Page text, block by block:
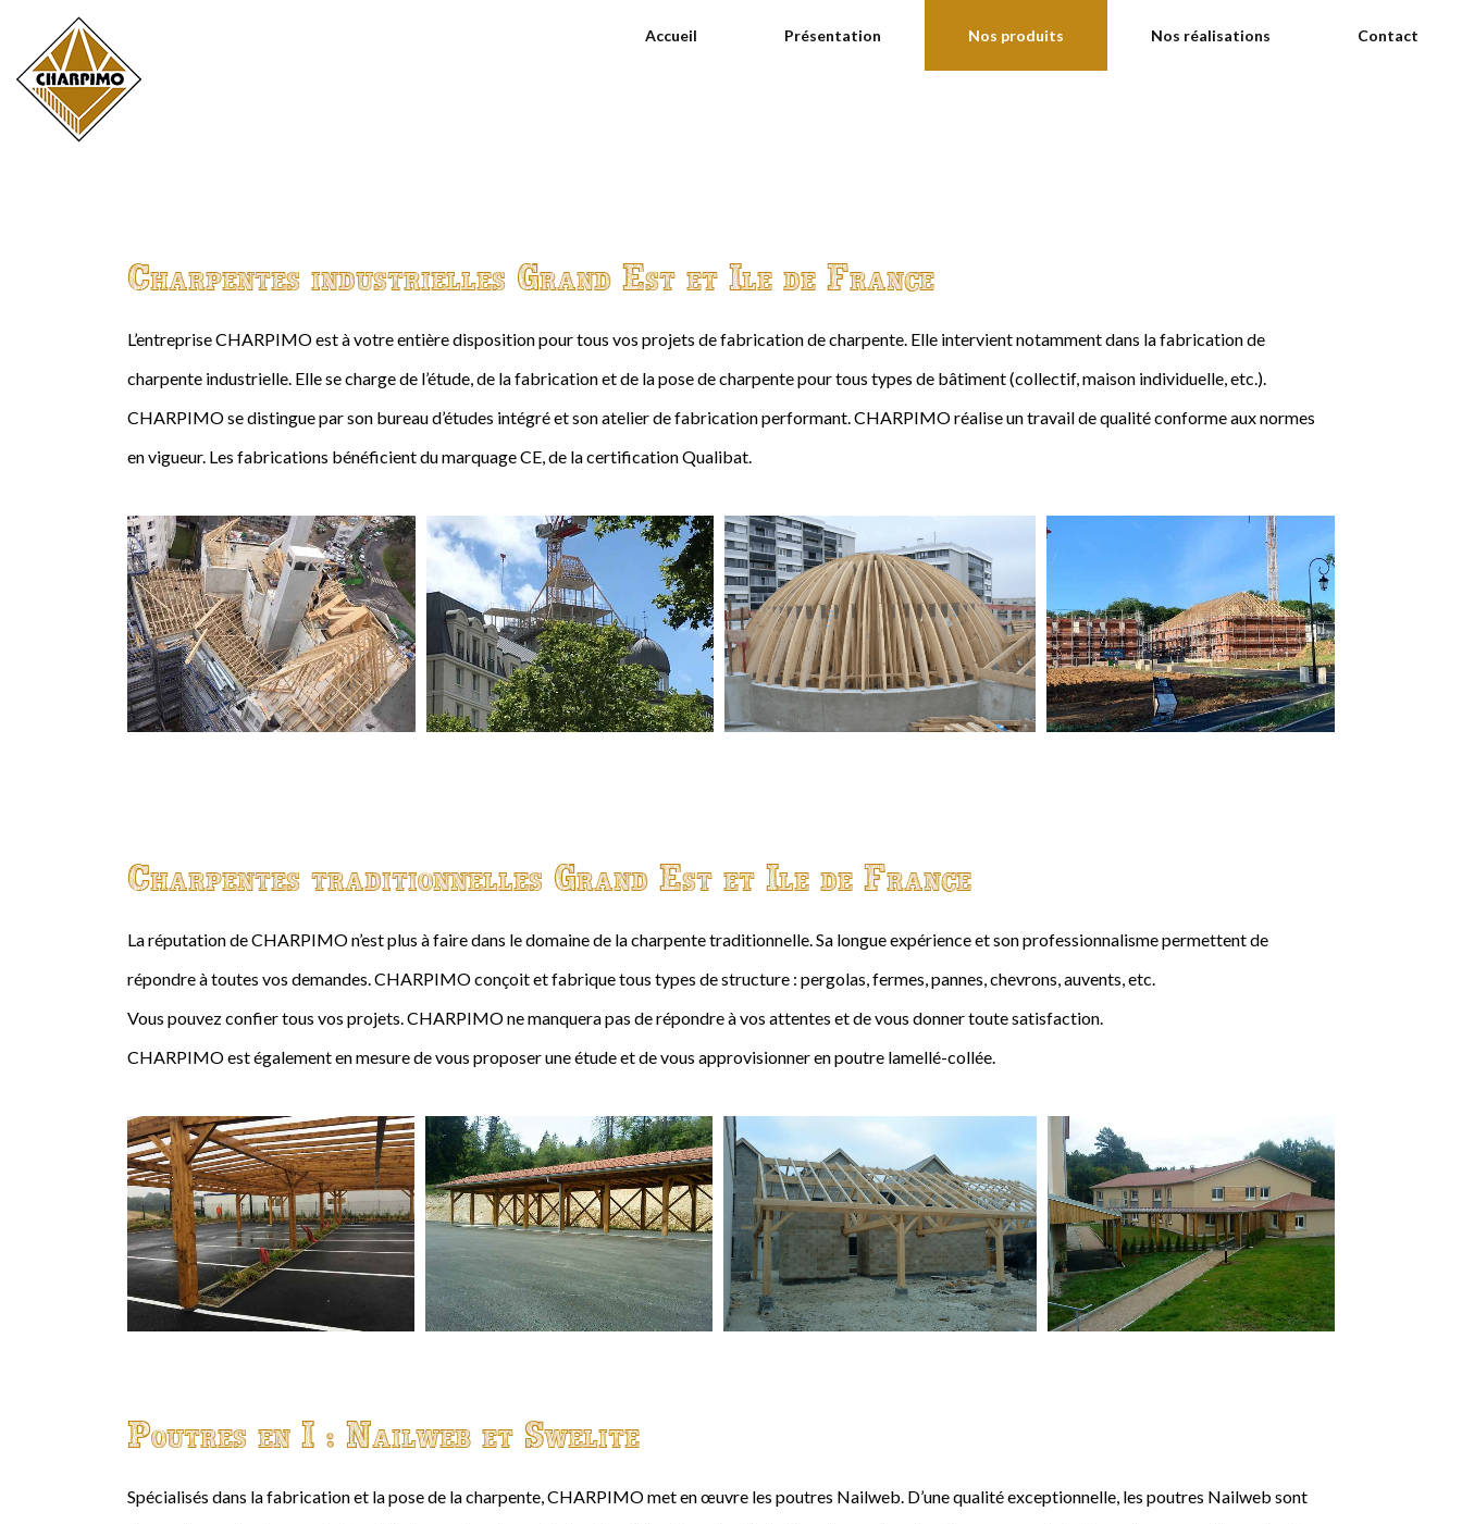
Accueil Présentation Nos produits Nos réalisations Contact
Charpentes industrielles Grand Est et Ile de France
L’entreprise CHARPIMO est à votre entière disposition pour tous vos projets de fabrication de charpente. Elle intervient notamment dans la fabrication de
charpente industrielle. Elle se charge de l’étude, de la fabrication et de la pose de charpente pour tous types de bâtiment (collectif, maison individuelle, etc.).
CHARPIMO se distingue par son bureau d’études intégré et son atelier de fabrication performant. CHARPIMO réalise un travail de qualité conforme aux normes
en vigueur. Les fabrications bénéficient du marquage CE, de la certification Qualibat.
Charpentes traditionnelles Grand Est et Ile de France
La réputation de CHARPIMO n’est plus à faire dans le domaine de la charpente traditionnelle. Sa longue expérience et son professionnalisme permettent de
répondre à toutes vos demandes. CHARPIMO conçoit et fabrique tous types de structure : pergolas, fermes, pannes, chevrons, auvents, etc.
Vous pouvez confier tous vos projets. CHARPIMO ne manquera pas de répondre à vos attentes et de vous donner toute satisfaction.
CHARPIMO est également en mesure de vous proposer une étude et de vous approvisionner en poutre lamellé-collée.
Poutres en I : Nailweb et Swelite
Spécialisés dans la fabrication et la pose de la charpente, CHARPIMO met en œuvre les poutres Nailweb. D’une qualité exceptionnelle, les poutres Nailweb sont